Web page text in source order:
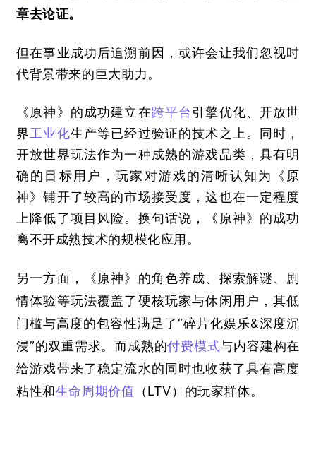
章去论证。
但在事业成功后追溯前因，或许会让我们忽视时
代背景带来的巨大助力。
《原神》的成功建立在跨平台引擎优化、开放世
界工业化生产等已经过验证的技术之上。同时，
开放世界玩法作为一种成熟的游戏品类，具有明
确的目标用户，玩家对游戏的清晰认知为《原
神》铺开了较高的市场接受度，这也在一定程度
上降低了项目风险。换句话说，《原神》的成功
离不开成熟技术的规模化应用。
另一方面，《原神》的角色养成、探索解谜、剧
情体验等玩法覆盖了硬核玩家与休闲用户，其低
门槛与高度的包容性满足了“碎片化娱乐&深度沉
浸”的双重需求。而成熟的付费模式与内容建构在
给游戏带来了稳定流水的同时也收获了具有高度
粘性和生命周期价值 （LTV）的玩家群体。